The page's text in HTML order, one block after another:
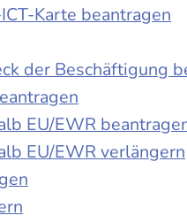
Karte beantragen
der Beschäftigung
EU/EWR
EU/EWR verlängern